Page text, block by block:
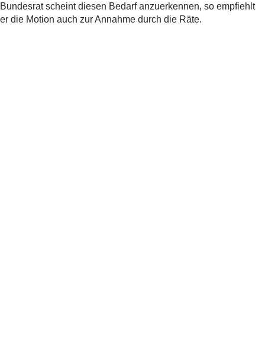
Bundesrat scheint diesen Bedarf anzuerkennen, so empfiehlt
er die Motion auch zur Annahme durch die Räte.